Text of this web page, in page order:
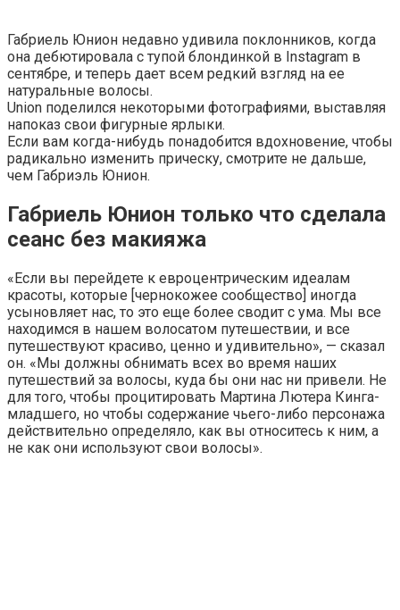
Габриель Юнион недавно удивила поклонников, когда
она дебютировала с тупой блондинкой в ​​Instagram в
сентябре, и теперь дает всем редкий взгляд на ее
натуральные волосы.
Union поделился некоторыми фотографиями, выставляя
напоказ свои фигурные ярлыки.
Если вам когда-нибудь понадобится вдохновение, чтобы
радикально изменить прическу, смотрите не дальше,
чем Габриэль Юнион.
Габриель Юнион только что сделала
сеанс без макияжа
«Если вы перейдете к евроцентрическим идеалам
красоты, которые [чернокожее сообщество] иногда
усыновляет нас, то это еще более сводит с ума. Мы все
находимся в нашем волосатом путешествии, и все
путешествуют красиво, ценно и удивительно», — сказал
он. «Мы должны обнимать всех во время наших
путешествий за волосы, куда бы они нас ни привели. Не
для того, чтобы процитировать Мартина Лютера Кинга-
младшего, но чтобы содержание чьего-либо персонажа
действительно определяло, как вы относитесь к ним, а
не как они используют свои волосы».